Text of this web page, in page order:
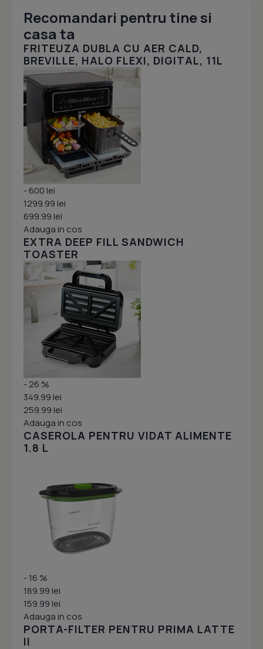
Recomandari pentru tine si
casa ta
FRITEUZA DUBLA CU AER CALD,
BREVILLE, HALO FLEXI, DIGITAL, 11L
- 600 lei
1299.99 lei
699.99 lei
Adauga in cos
EXTRA DEEP FILL SANDWICH
TOASTER
- 26 %
349.99 lei
259.99 lei
Adauga in cos
CASEROLA PENTRU VIDAT ALIMENTE
1.8 L
- 16 %
189.99 lei
159.99 lei
Adauga in cos
PORTA-FILTER PENTRU PRIMA LATTE
II